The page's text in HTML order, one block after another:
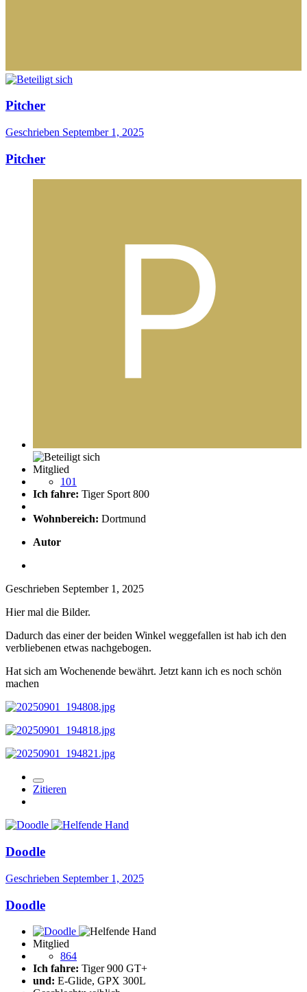
Pitcher
Geschrieben September 1, 2025
Pitcher
Mitglied
101
Ich fahre: Tiger Sport 800
Wohnbereich: Dortmund
Autor
Geschrieben September 1, 2025
Hier mal die Bilder.
Dadurch das einer der beiden Winkel weggefallen ist hab ich den
verbliebenen etwas nachgebogen.
Hat sich am Wochenende bewährt. Jetzt kann ich es noch schön
machen
Zitieren
Doodle
Geschrieben September 1, 2025
Doodle
Mitglied
864
Ich fahre: Tiger 900 GT+
und: E-Glide, GPX 300L